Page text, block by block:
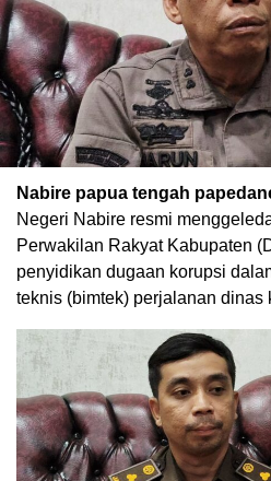
Nabire papua tengah
Negeri Nabire resmi
Perwakilan Rakyat Kabupaten
penyidikan dugaan korupsi
teknis (bimtek) perjalanan dinas